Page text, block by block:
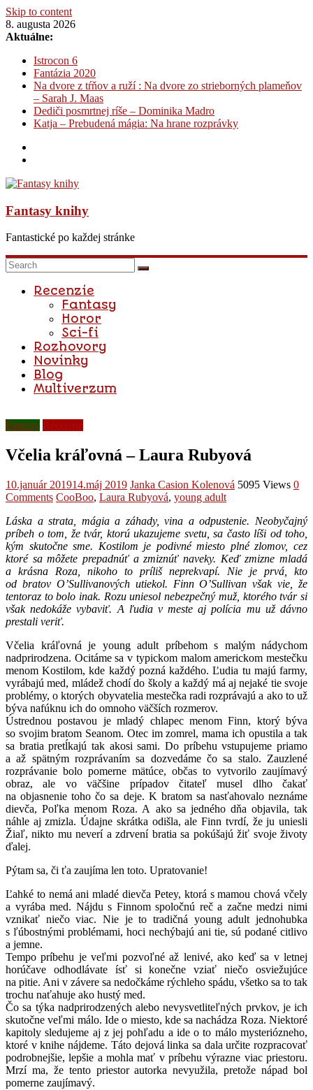
Skip to content
8. augusta 2026
Aktuálne:
Istrocon 6
Fantázia 2020
Na dvore z tŕňov a ruží : Na dvore zo strieborných plameňov
– Sarah J. Maas
Dediči posmrtnej ríše – Dominika Madro
Katja – Prebudená mágia: Na hrane rozprávky
Fantasy knihy
Fantastické po každej stránke
Recenzie
Fantasy
Horor
Sci-fi
Rozhovory
Novinky
Blog
Multiverzum
Fantasy
Včelia kráľovná – Laura Rubyová
10.január 201914.máj 2019 Janka Casion Kolenová 5095 Views 0
Comments CooBoo, Laura Rubyová, young adult
Láska a strata, mágia a záhady, vina a odpustenie. Neobyčajný
príbeh o tom, že tvár, ktorú ukazujeme svetu, sa často líši od toho,
kým skutočne sme. Kostilom je podivné miesto plné zlomov, cez
ktoré sa môžete prepadnúť a zmiznúť naveky. Keď zmizne mladá
a krásna Roza, nikoho to príliš neprekvapí. Nie je prvá, kto
od bratov O’Sullivanových utiekol. Finn O’Sullivan však vie, že
tentoraz to bolo inak. Rozu uniesol nebezpečný muž, ktorého tvár si
však nedokáže vybaviť. A ľudia v meste aj polícia mu už dávno
prestali veriť.
Včelia kráľovná je young adult príbehom s malým nádychom
nadprirodzena. Ocitáme sa v typickom malom americkom mestečku
menom Kostilom, kde každý pozná každého. Ľudia tu majú farmy,
vyrábajú med, mládež chodí do školy a každý má aj nejaké tie svoje
problémy, o ktorých obyvatelia mestečka radi rozprávajú a ako to už
býva nafúknu ich do omnoho väčších rozmerov.
Ústrednou postavou je mladý chlapec menom Finn, ktorý býva
so svojim bratom Seanom. Otec im zomrel, mama ich opustila a tak
sa bratia pretĺkajú tak akosi sami. Do príbehu vstupujeme priamo
a až spätným rozprávaním sa dozvedáme čo sa stalo. Zauzlené
rozprávanie bolo pomerne mätúce, občas to vytvorilo zaujímavý
obraz, ale vo väčšine prípadov čitateľ musel dlho čakať
na objasnenie toho čo sa deje. K bratom sa nasťahovalo neznáme
dievča, Poľka menom Roza. A ako sa jedného dňa objavila, tak
náhle aj zmizla. Údajne skrátka odišla, ale Finn tvrdí, že ju uniesli
Žiaľ, nikto mu neverí a zdrvení bratia sa pokúšajú žiť svoje životy
ďalej.
Pýtam sa, či ťa zaujíma len toto. Upratovanie!
Ľahké to nemá ani mladé dievča Petey, ktorá s mamou chová včely
a vyrába med. Nájdu s Finnom spoločnú reč a začne medzi nimi
vznikať niečo viac. Nie je to tradičná young adult jednohubka
s ľúbostnými problémami, hoci nechýbajú ani tie, sú podané citlivo
a jemne.
Tempo príbehu je veľmi pozvoľné až lenivé, ako keď sa v letnej
horúčave odhodlávate ísť si konečne vziať niečo osviežujúce
na pitie. Ani v závere sa nedočkáme rýchleho spádu, všetko sa to tak
trochu naťahuje ako hustý med.
Čo sa týka nadprirodzených alebo nevysvetliteľných prvkov, je ich
skutočne veľmi málo. Ide o miesto, kde sa nachádza Roza. Niektoré
kapitoly sledujeme aj z jej pohľadu a ide o to málo mysteriózneho,
ktoré v knihe nájdeme. Táto dejová linka sa dala určite rozpracovať
podrobnejšie, lepšie a mohla mať v príbehu výrazne viac priestoru.
Mrzí ma, že tento priestor autorka nevyužila, pretože nápad bol
pomerne zaujímavý.